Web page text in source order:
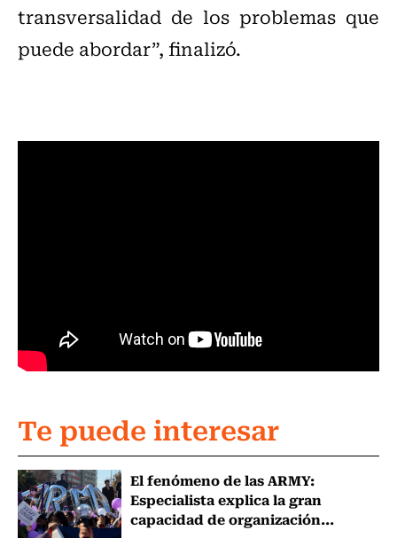
transversalidad de los problemas que
puede abordar”, finalizó.
Te puede interesar
El fenómeno de las ARMY:
Especialista explica la gran
capacidad de organización...